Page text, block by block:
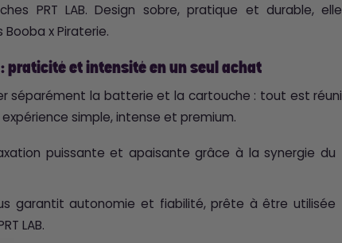
PRT LAB. Design sobre, pratique et durable, elle
x Piraterie.
: praticité et intensité en un seul achat
séparément la batterie et la cartouche : tout est réuni
simple, intense et premium.
puissante et apaisante grâce à la synergie du
garantit autonomie et fiabilité, prête à être utilisée
LAB.